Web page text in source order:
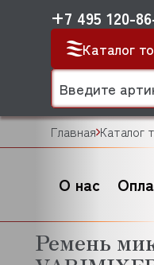
Каталог
+7 495 120-
Главная Каталог
О нас
Ремень